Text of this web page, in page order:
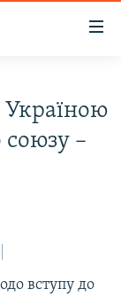
Україною
–
вступу до